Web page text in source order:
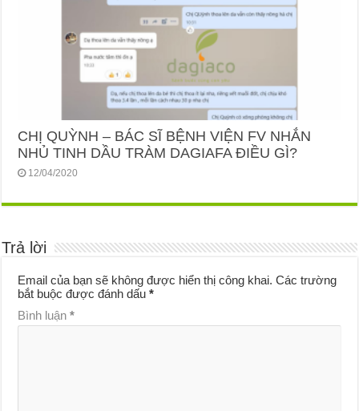
CHỊ QUỲNH – BÁC SĨ BỆNH VIỆN FV NHẮN
NHỦ TINH DẦU TRÀM DAGIAFA ĐIỀU GÌ?
12/04/2020
Trả lời
Email của bạn sẽ không được hiển thị công khai. Các trường
bắt buộc được đánh dấu*
Bình luận*